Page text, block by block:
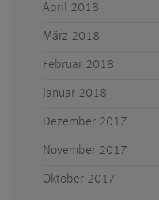
April 2018
März 2018
Februar 2018
Januar 2018
Dezember 2017
November 2017
Oktober 2017